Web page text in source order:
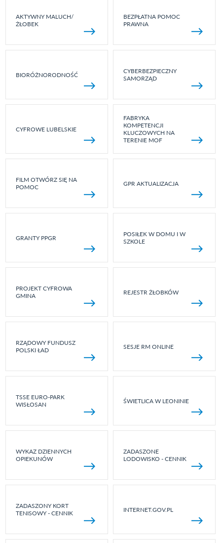
AKTYWNY MALUCH/
ŻŁOBEK
BEZPŁATNA POMOC
PRAWNA
BIORÓŻNORODNOŚĆ
CYBERBEZPIECZNY
SAMORZĄD
CYFROWE LUBELSKIE
FABRYKA
KOMPETENCJI
KLUCZOWYCH NA
TERENIE MOF
FILM OTWÓRZ SIĘ NA
POMOC
GPR AKTUALIZACJA
GRANTY PPGR
POSIŁEK W DOMU I W
SZKOLE
PROJEKT CYFROWA
GMINA
REJESTR ŻŁOBKÓW
RZĄDOWY FUNDUSZ
POLSKI ŁAD
SESJE RM ONLINE
TSSE EURO-PARK
WISŁOSAN
ŚWIETLICA W LEONINIE
WYKAZ DZIENNYCH
OPIEKUNÓW
ZADASZONE
LODOWISKO - CENNIK
ZADASZONY KORT
TENISOWY - CENNIK
INTERNET.GOV.PL